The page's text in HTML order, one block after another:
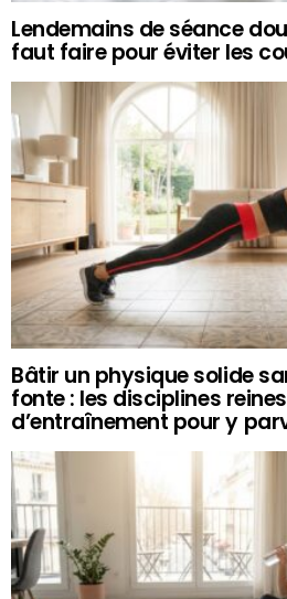
Lendemains de séance
faut faire pour éviter les
Bâtir un physique solide
fonte : les disciplines
d’entraînement pour y